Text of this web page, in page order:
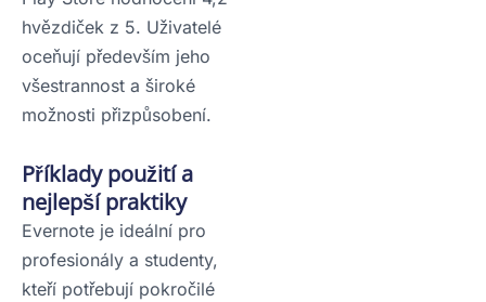
hvězdiček z 5. Uživatelé
oceňují především jeho
všestrannost a široké
možnosti přizpůsobení.
Příklady použití a
nejlepší praktiky
Evernote je ideální pro
profesionály a studenty,
kteří potřebují pokročilé